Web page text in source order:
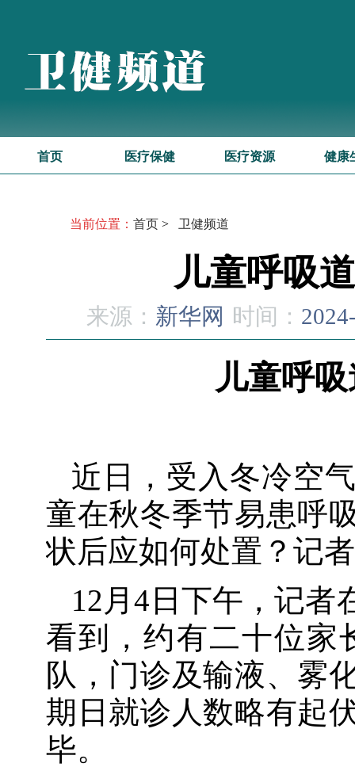
首页 医疗保健 医疗资源 健康
当前位置： 首页 > 卫健频道
儿童呼吸
来源： 新华网 时间：
儿童呼
近日，受入冬冷空
童在秋冬季节易患呼
状后应如何处置？记
12月4日下午，记者
看到，约有二十位家
队，门诊及输液、雾
期日就诊人数略有起
毕。